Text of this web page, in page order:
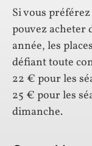
Si vous
pouvez acheter
année, les
défiant toute
22 € pour les
25 € pour les
dimanche.